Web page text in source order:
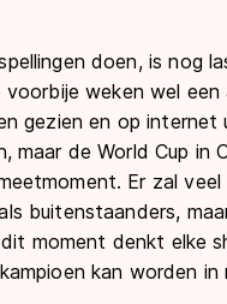
doen, is nog
weken wel een
gezien en op internet
maar de World Cup in
Er zal veel
buitenstaanders,
moment denkt elke
kan worden in